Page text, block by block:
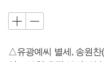
△유광예씨 별세, 송원찬